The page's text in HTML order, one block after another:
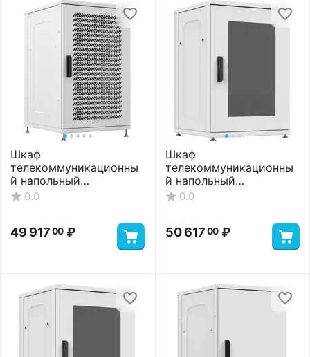
Шкаф
телекоммуникационны
й напольный
ШТНП-22U-600-1000-
0.0
49 91700 ₽
Шкаф
телекоммуникационны
й напольный
ШТНП-22U-600-1000-С-
0.0
50 61700 ₽